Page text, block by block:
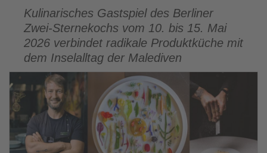
Wissen,
was
im
Tourismus
los
ist!
Kulinarisches Gastspiel des Berliner
Zwei-Sternekochs vom 10. bis 15. Mai
2026 verbindet radikale Produktküche mit
dem Inselalltag der Malediven